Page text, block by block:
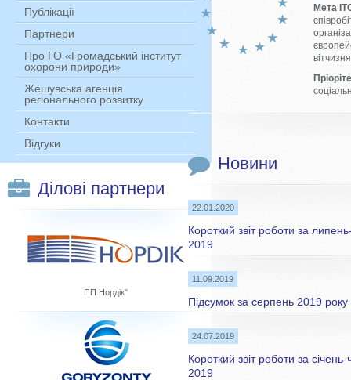
Публікації
Партнери
Про ГО «Громадський інститут
охорони природи»
Жешувська агенція
регіонального розвитку
Контакти
Відгуки
Ділові партнери
ПП Нордік"
Мета
Новини
22.01.2020
Короткий звіт роботи за
2019
11.09.2019
Підсумок за серпень 2019 року
24.07.2019
Короткий звіт роботи за
2019